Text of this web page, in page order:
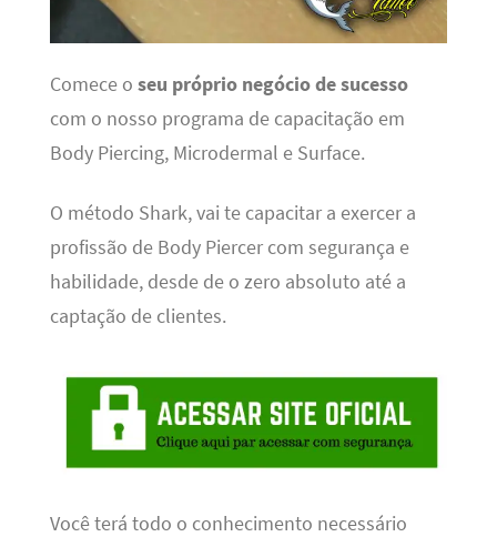
Comece o seu próprio negócio de sucesso
com o nosso programa de capacitação em
Body Piercing, Microdermal e Surface.
O método Shark, vai te capacitar a exercer a
profissão de Body Piercer com segurança e
habilidade, desde de o zero absoluto até a
captação de clientes.
Você terá todo o conhecimento necessário